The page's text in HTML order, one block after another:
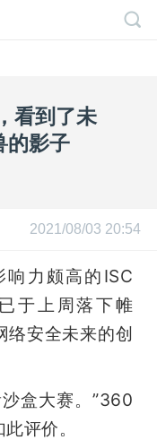
看到了未
的影子
2021/08/03 20:54
力颇高的ISC
于上周落下帷
络安全未来的创
盒大赛。”360
评价。